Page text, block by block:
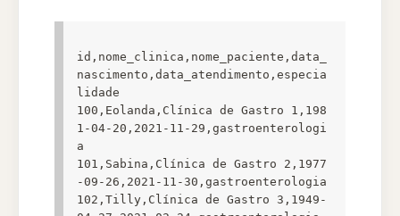
id,nome_clinica,nome_paciente,data_
nascimento,data_atendimento,especia
lidade
100,Eolanda,Clínica de Gastro 1,198
1-04-20,2021-11-29,gastroenterologi
a
101,Sabina,Clínica de Gastro 2,1977
-09-26,2021-11-30,gastroenterologia
102,Tilly,Clínica de Gastro 3,1949-